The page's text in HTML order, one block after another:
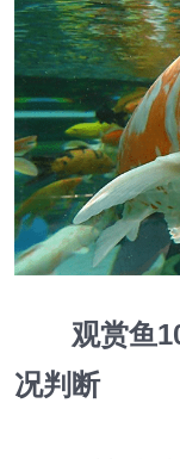
观赏鱼10
况判断